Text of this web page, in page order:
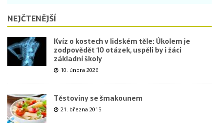
NEJČTENĚJŠÍ
Kvíz o kostech v lidském těle: Úkolem je
zodpovědět 10 otázek, uspěli by i žáci
základní školy
10. února 2026
Těstoviny se šmakounem
21. března 2015